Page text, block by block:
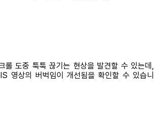
롤 도중 툭툭 끊기는 현상을 발견할 수 있는데,
영상의 버벅임이 개선됨을 확인할 수 있습니